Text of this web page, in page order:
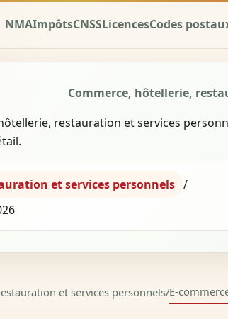
NMAImpôtsCNSSLicencesCodes
Commerce, hôtellerie,
restauration et services
et services personnels /
et services personnels/E-